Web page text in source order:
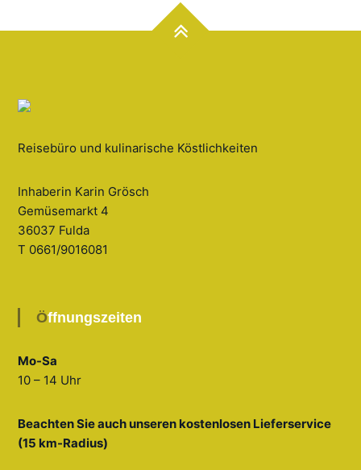
Reisebüro und kulinarische Köstlichkeiten
Inhaberin Karin Grösch
Gemüsemarkt 4
36037 Fulda
T 0661/9016081
Öffnungszeiten
Mo-Sa
10 – 14 Uhr
Beachten Sie auch unseren kostenlosen Lieferservice
(15 km-Radius)